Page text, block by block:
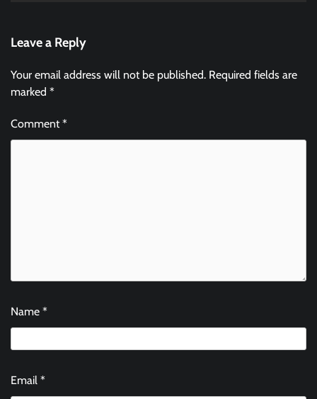
Leave a Reply
Your email address will not be published. Required fields are
marked *
Comment*
Name *
Email *